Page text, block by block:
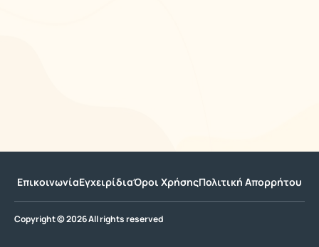
ΕπικοινωνίαΕγχειρίδιαΌροι ΧρήσηςΠολιτική Απορρήτου
Copyright © 2026 All rights reserved